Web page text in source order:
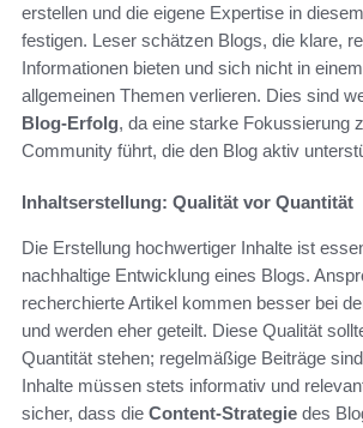
erstellen und die eigene Expertise in
festigen. Leser schätzen Blogs, die klare,
Informationen bieten und sich nicht in
allgemeinen Themen verlieren. Dies sind
Blog-Erfolg, da eine starke Fokussierung
Community führt, die den Blog aktiv
Inhaltserstellung: Qualität vor Quantität
Die Erstellung hochwertiger Inhalte ist
nachhaltige Entwicklung eines Blogs.
recherchierte Artikel kommen besser bei
und werden eher geteilt. Diese Qualität
Quantität stehen; regelmäßige Beiträge
Inhalte müssen stets informativ und
sicher, dass die Content-Strategie des